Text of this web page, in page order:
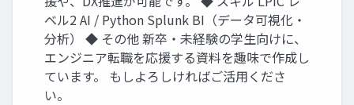
ベル2 AI / Python Splunk BI（データ可視化・
分析） ◆ その他 新卒・未経験の学生向けに、
エンジニア転職を応援する資料を趣味で作成し
ています。 もしよろしければご活用くださ
い。